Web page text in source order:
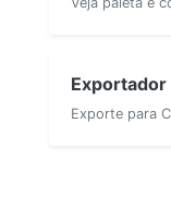
Exporte para